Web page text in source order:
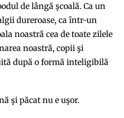
de lângă şcoală. Ca un
dureroase, ca ȋntr-un
noastră cea de toate zilele
noastră, copii şi
după o formă inteligibilă
şi păcat nu e uşor.